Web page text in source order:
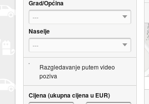
Grad/Općina
---
Naselje
---
Razgledavanje putem video
poziva
Cijena (ukupna cijena u EUR)